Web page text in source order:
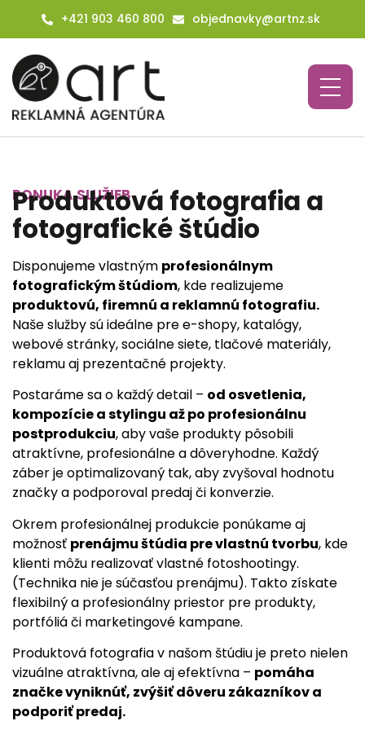
+421 903 460 800 objednavky@artnz.sk
PONUKA SLUŽIEB
Produktová fotografia a
fotografické štúdio
Disponujeme vlastným profesionálnym
fotografickým štúdiom, kde realizujeme
produktovú, firemnú a reklamnú fotografiu.
Naše služby sú ideálne pre e-shopy, katalógy,
webové stránky, sociálne siete, tlačové materiály,
reklamu aj prezentačné projekty.
Postaráme sa o každý detail – od osvetlenia,
kompozície a stylingu až po profesionálnu
postprodukciu, aby vaše produkty pôsobili
atraktívne, profesionálne a dôveryhodne. Každý
záber je optimalizovaný tak, aby zvyšoval hodnotu
značky a podporoval predaj či konverzie.
Okrem profesionálnej produkcie ponúkame aj
možnosť prenájmu štúdia pre vlastnú tvorbu, kde
klienti môžu realizovať vlastné fotoshootingy.
(Technika nie je súčasťou prenájmu). Takto získate
flexibilný a profesionálny priestor pre produkty,
portfóliá či marketingové kampane.
Produktová fotografia v našom štúdiu je preto nielen
vizuálne atraktívna, ale aj efektívna – pomáha
značke vyniknúť, zvýšiť dôveru zákazníkov a
podporiť predaj.